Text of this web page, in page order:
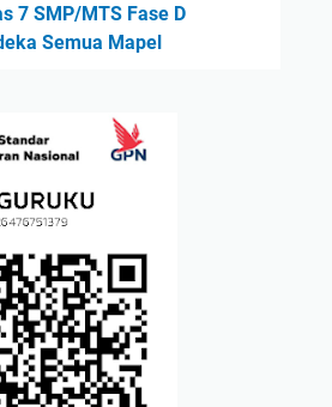
7 SMP/MTS Fase D
Semua Mapel